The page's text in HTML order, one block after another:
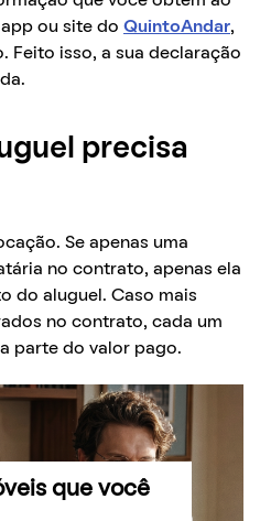
ou site do QuintoAndar,
Feito isso, a sua declaração
precisa
Se apenas uma
no contrato, apenas ela
do aluguel. Caso mais
no contrato, cada um
parte do valor pago.
que você